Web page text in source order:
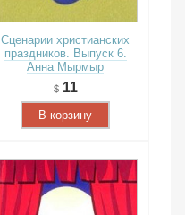
Сценарии христианских
праздников. Выпуск 6.
Анна Мырмыр
11
В корзину